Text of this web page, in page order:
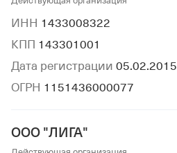
ИНН 1433008322
КПП 143301001
Дата регистрации 05.02.2015
ОГРН 1151436000077
ООО "ЛИГА"